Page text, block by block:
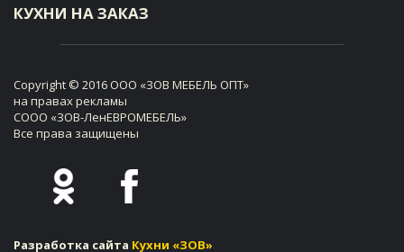
КУХНИ НА ЗАКАЗ
Copyright © 2016 ООО «ЗОВ МЕБЕЛЬ ОПТ»
на правах рекламы
СООО «ЗОВ-ЛенЕВРОМЕБЕЛЬ»
Все права защищены
Разработка сайта Кухни «ЗОВ»